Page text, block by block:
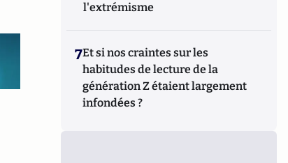
l'extrémisme
7Et si nos craintes sur les
habitudes de lecture de la
génération Z étaient largement
infondées ?